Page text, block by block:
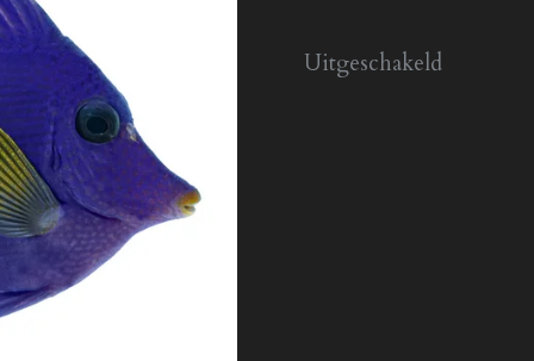
Uitgeschakeld